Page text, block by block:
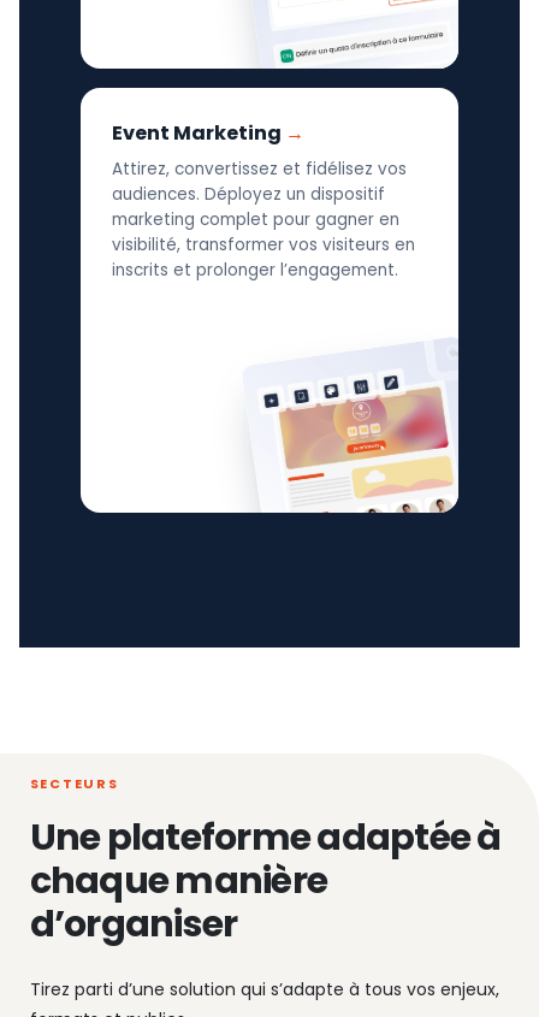
Event Marketing
Attirez, convertissez et fidélisez vos
audiences. Déployez un dispositif
marketing complet pour gagner en
visibilité, transformer vos visiteurs en
inscrits et prolonger l’engagement.
SECTEURS
Une plateforme adaptée à
chaque manière
d’organiser
Tirez parti d’une solution qui s’adapte à tous vos enjeux,